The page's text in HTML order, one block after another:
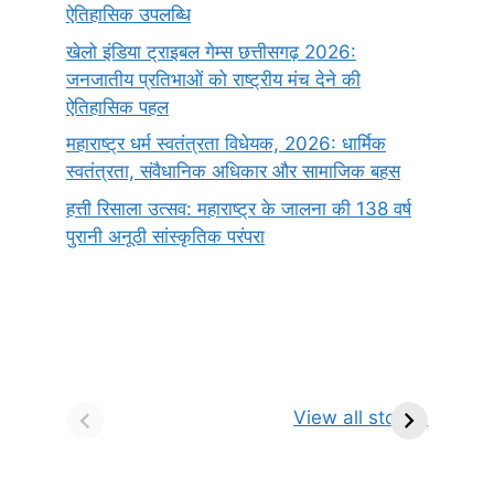
ऐतिहासिक उपलब्धि
खेलो इंडिया ट्राइबल गेम्स छत्तीसगढ़ 2026:
जनजातीय प्रतिभाओं को राष्ट्रीय मंच देने की
ऐतिहासिक पहल
महाराष्ट्र धर्म स्वतंत्रता विधेयक, 2026: धार्मिक
स्वतंत्रता, संवैधानिक अधिकार और सामाजिक बहस
हत्ती रिसाला उत्सव: महाराष्ट्र के जालना की 138 वर्ष
पुरानी अनूठी सांस्कृतिक परंपरा
View all stories
किसे कहते है?
ज्योतिर्लिंग | नाम,